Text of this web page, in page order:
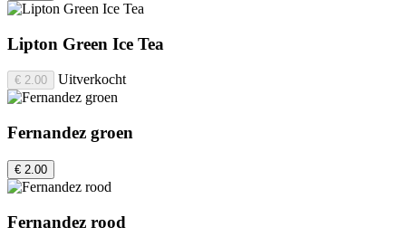
Lipton Green Ice Tea
€ 2.00 Uitverkocht
Fernandez groen
€ 2.00
Fernandez rood